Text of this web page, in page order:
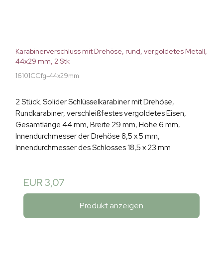
Karabinerverschluss mit Drehöse, rund, vergoldetes Metall,
44x29 mm, 2 Stk
16101CCfg-44x29mm
2 Stück. Solider Schlüsselkarabiner mit Drehöse,
Rundkarabiner, verschleißfestes vergoldetes Eisen,
Gesamtlänge 44 mm, Breite 29 mm, Höhe 6 mm,
Innendurchmesser der Drehöse 8,5 x 5 mm,
Innendurchmesser des Schlosses 18,5 x 23 mm
EUR 3,07
Produkt anzeigen